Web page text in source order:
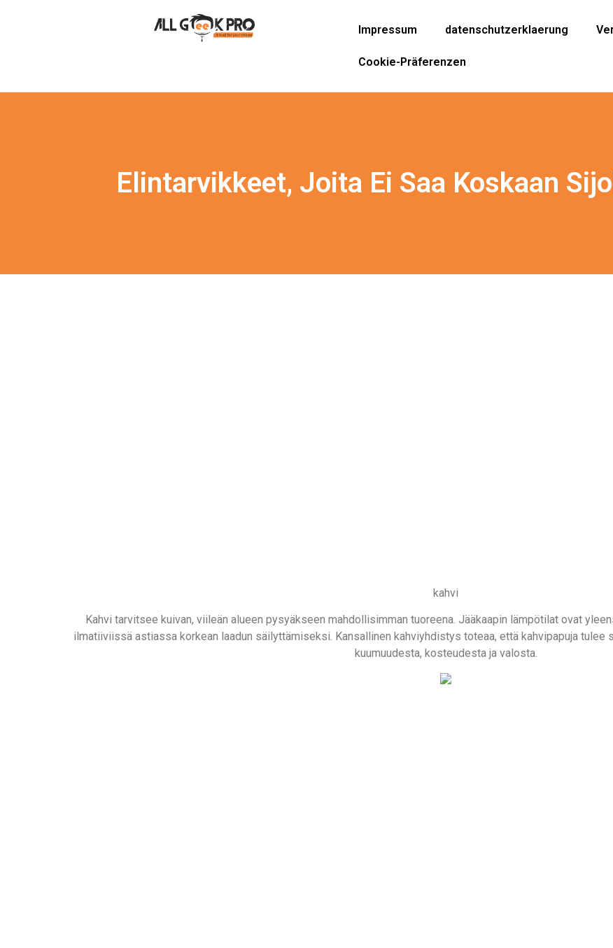
Impressum datenschutzerklaerung
Cookie-Präferenzen
Elintarvikkeet, Joita Ei Saa Koskaan
kahvi
Kahvi tarvitsee kuivan, viileän alueen pysyäkseen mahdollisimman tuoreena. Jääkaapin lämpötilat ovat
ilmatiiviissä astiassa korkean laadun säilyttämiseksi. Kansallinen kahviyhdistys toteaa, että kahvipapuja tulee
kuumuudesta, kosteudesta ja valosta.